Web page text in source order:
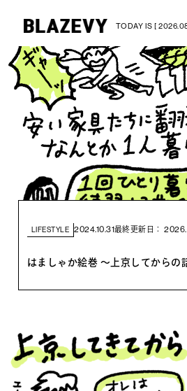
TODAY IS [
LIFESTYLE 2024.10.31最終更新日：
はましゃか絵巻 〜上京してから